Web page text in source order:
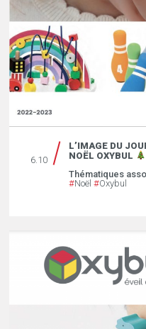
6.10
L’IMAGE DU
NOËL OXYBUL
Thématiques
#Noël #Oxybul